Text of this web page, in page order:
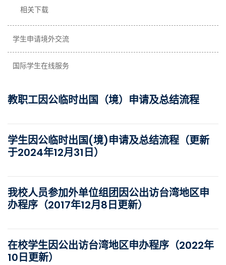
相关下载
学生申请境外交流
国际学生在线服务
教职工因公临时出国（境）申请及总结流程
学生因公临时出国(境)申请及总结流程（更新
于2024年12月31日）
我校人员参加外单位组团因公出访台湾地区申
办程序（2017年12月8日更新）
在校学生因公出访台湾地区申办程序（2022年
10日更新）